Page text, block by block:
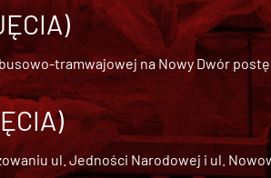
tramwajowej na Nowy Dwór
ul. Jedności Narodowej i ul.